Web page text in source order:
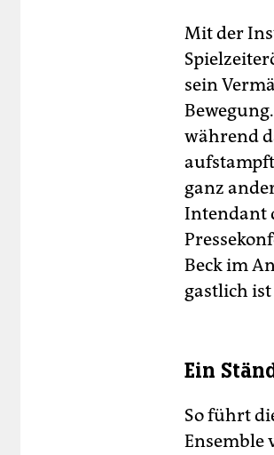
Mit der
sein
während
ganz
Intendant
Beck im
gastlich
Ein
So führt
Ensemble